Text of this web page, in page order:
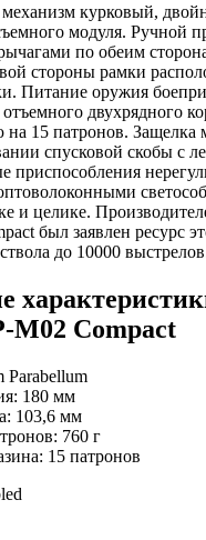
курковый,
модуля. Ручной
по обеим
стороны рамки
Питание оружия
двухрядного
на 15 патронов. Защелка
спусковой скобы с
приспособления
и целике.
был заявлен ресурс
до 10000
M02 Compact
Parabellum
180 мм
103,6 мм
760 г
15 патронов